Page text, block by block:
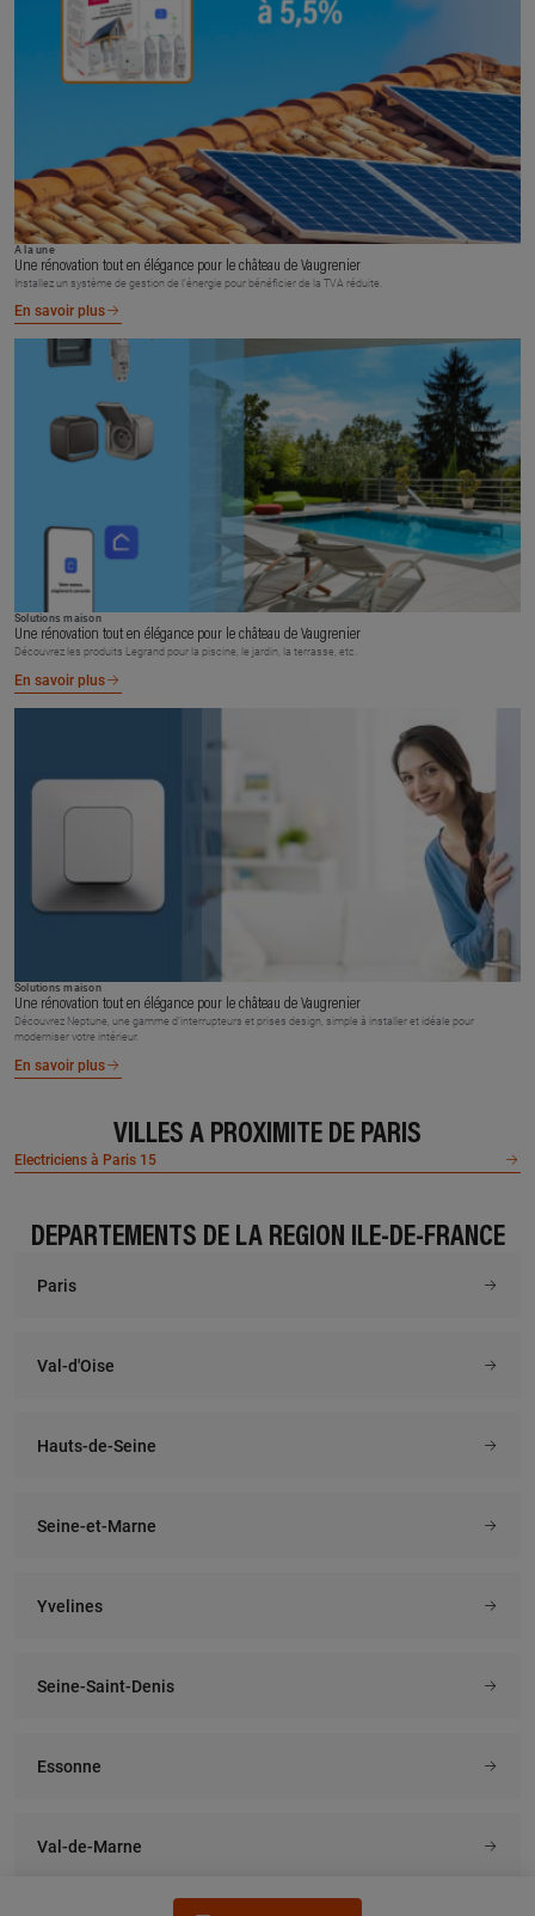
À la une
Une rénovation tout en élégance pour le château de Vaugrenier
Installez un système de gestion de l’énergie pour bénéficier de la TVA réduite.
En savoir plus
Solutions maison
Une rénovation tout en élégance pour le château de Vaugrenier
Découvrez les produits Legrand pour la piscine, le jardin, la terrasse, etc.
En savoir plus
Solutions maison
Une rénovation tout en élégance pour le château de Vaugrenier
Découvrez Neptune, une gamme d’interrupteurs et prises design, simple à installer et idéale pour
moderniser votre intérieur.
En savoir plus
VILLES À PROXIMITÉ DE PARIS
Electriciens à Paris 15
DÉPARTEMENTS DE LA RÉGION ÎLE-DE-FRANCE
Paris
Val-d'Oise
Hauts-de-Seine
Seine-et-Marne
Yvelines
Seine-Saint-Denis
Essonne
Val-de-Marne